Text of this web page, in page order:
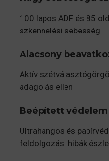
100 lapos ADF és 85
szkennelési sebesség
Alacsony
Aktív
adagolás ellen
Beépített védelem
Ultrahangos és
feldolgozási hibák